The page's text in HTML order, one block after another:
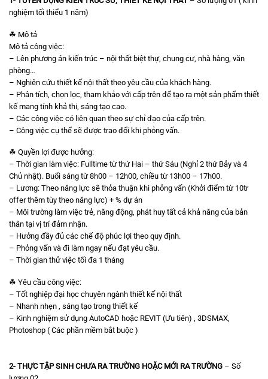
nghiệm tối thiểu 1 năm)
☘ Mô tả
Mô tả công việc:
– Lên phương án kiến trúc – nội thất biệt thự, chung cư, nhà hàng, văn
phòng…
– Nghiên cứu thiết kế nội thất theo yêu cầu của khách hàng.
– Phân tích, chọn lọc, tham khảo với cấp trên để tạo ra một sản phẩm thiết
kế mang tính khả thi, sáng tạo cao.
– Các công việc có liên quan theo sự chỉ đạo của cấp trên.
– Công việc cụ thể sẽ được trao đổi khi phỏng vấn.
☘ Quyền lợi được hưởng:
– Thời gian làm việc: Fulltime từ thứ Hai – thứ Sáu (Nghỉ 2 thứ Bảy và 4
Chủ nhật). Buổi sáng từ 8h00 – 12h00, chiều từ 13h00 – 17h00.
– Lương: Theo năng lực sẽ thỏa thuận khi phỏng vấn (Khởi điểm từ 10tr
offer thêm tùy theo năng lực) + % dự án
– Môi trường làm việc trẻ, năng động, phát huy tất cả khả năng của bản
thân tại vị trí đảm nhận.
– Hưởng đầy đủ các chế độ phúc lợi theo quy định.
– Phỏng vấn và đi làm ngay nếu đạt yêu cầu.
– Thời gian thử việc tối đa 1 tháng
☘ Yêu cầu công việc:
– Tốt nghiệp đại học chuyên ngành thiết kế nội thất
– Nhanh nhẹn , sáng tạo trong thiết kế
– Kinh nghiệm sử dụng AutoCAD hoặc REVIT (Ưu tiên) , 3DSMAX,
Photoshop ( Các phần mềm bắt buộc )
2- THỰC TẬP SINH CHƯA RA TRƯỜNG HOẶC MỚI RA TRƯỜNG – Số